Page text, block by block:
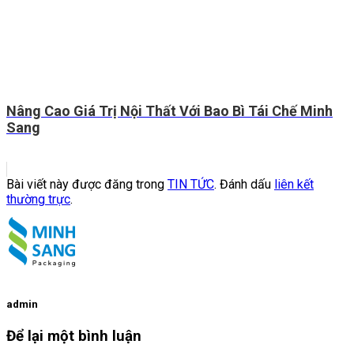
Nâng Cao Giá Trị Nội Thất Với Bao Bì Tái Chế Minh
Sang
Bài viết này được đăng trong TIN TỨC. Đánh dấu liên kết
thường trực.
admin
Để lại một bình luận